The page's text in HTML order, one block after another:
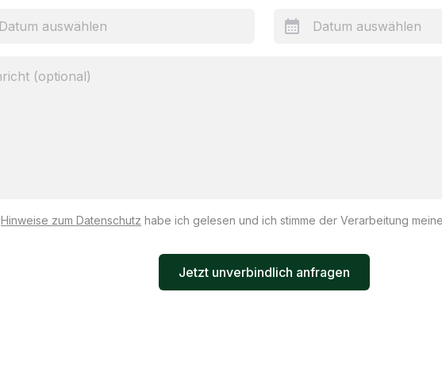
Hinweise zum Datenschutz habe ich gelesen und ich stimme der Verarbeitung